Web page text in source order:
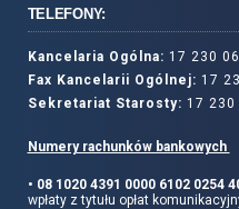
TELEFONY:
Kancelaria Ogólna: 17 230
Fax Kancelarii Ogólnej: 17
Sekretariat Starosty: 17 230
Numery rachunków bankowych
• 08 1020 4391 0000 6102 0254
wpłaty z tytułu opłat